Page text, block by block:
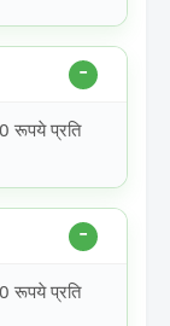
रूपये प्रति
रूपये प्रति